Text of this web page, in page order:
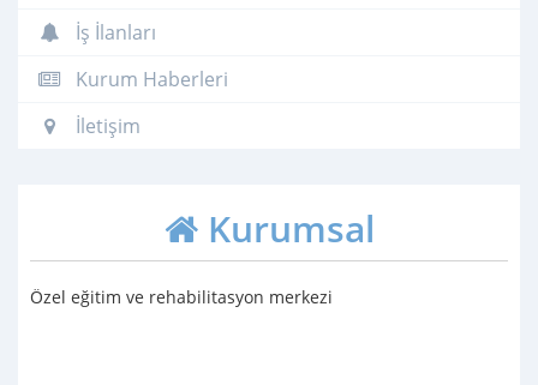
İş İlanları
Kurum Haberleri
İletişim
Kurumsal
Özel eğitim ve rehabilitasyon merkezi